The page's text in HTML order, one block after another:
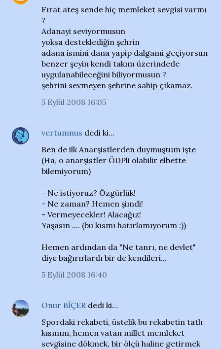
Fırat ateş sende hiç memleket sevgisi varmı
?
Adanayi seviyormusun
yoksa desteklediğin şehrin
adana ismini dana yapip dalgami geçiyorsun
benzer şeyin kendi takım üzerindede
uygulanabileceğini biliyormusun ?
şehrini sevmeyen şehrine sahip çıkamaz.
5 Eylül 2008 16:05
vertumnus dedi ki…
Ben de ilk Anarşistlerden duymuştum işte
(Ha, o anarşistler ÖDPli olabilir elbette
bilemiyorum)
- Ne istiyoruz? Özgürlük!
- Ne zaman? Hemen şimdi!
- Vermeyecekler! Alacağız!
Yaşasın .... (bu kısmı hatırlamıyorum :))
Hemen ardından da "Ne tanrı, ne devlet"
diye bağırırlardı bir de kendileri...
5 Eylül 2008 16:40
Onur BİÇER dedi ki…
Spordaki rekabeti, üstelik bu rekabetin tatlı
kısmını, hemen vatan millet memleket
sevgisine dökmek, bir ölçü haline getirmek